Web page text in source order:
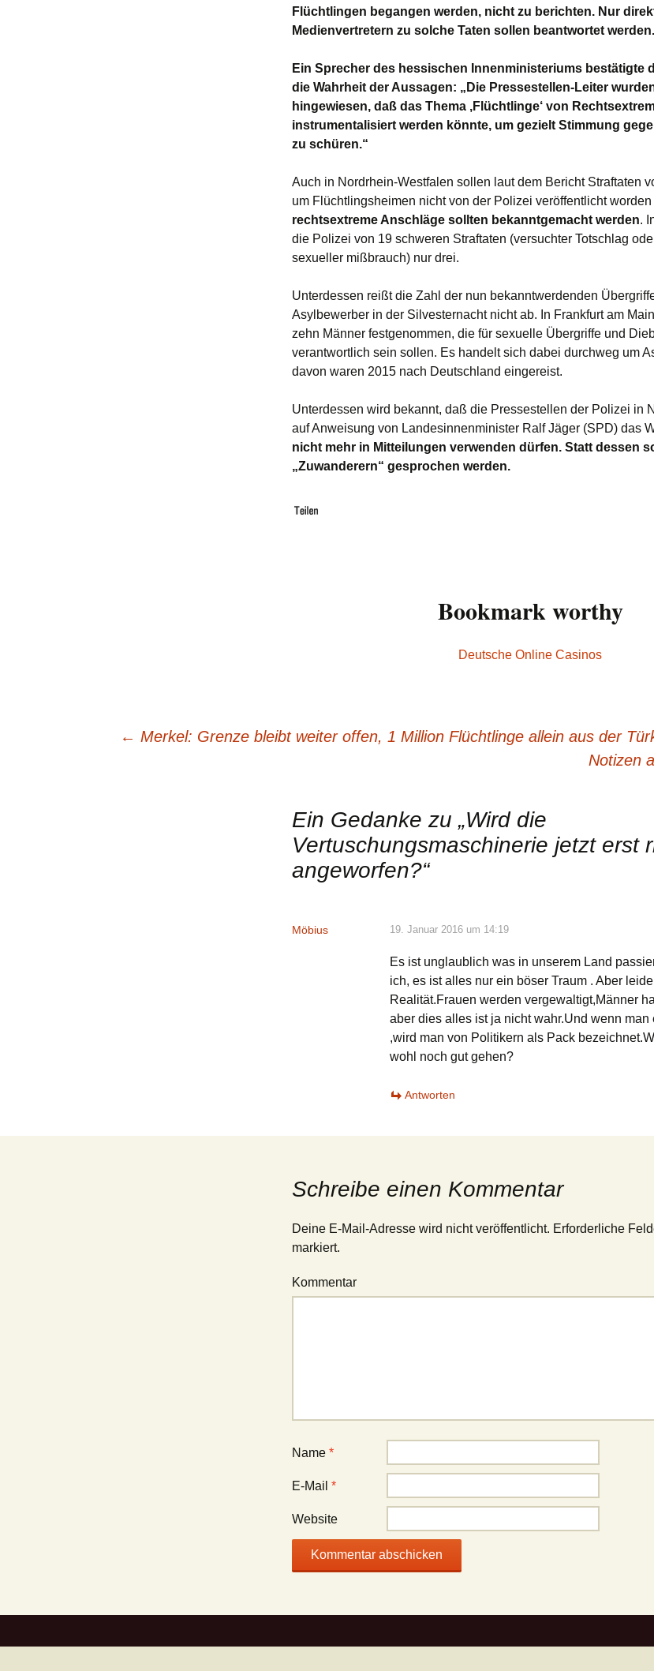
Flüchtlingen begangen werden, nicht zu berichten. Nur
Medienvertretern zu solche Taten sollen beantwortet
Ein Sprecher des hessischen Innenministeriums bestätigte
die Wahrheit der Aussagen: „Die Pressestellen-Leiter
hingewiesen, daß das Thema ‚Flüchtlinge‘ von
instrumentalisiert werden könnte, um gezielt Stimmung
zu schüren.“
Auch in Nordrhein-Westfalen sollen laut dem Bericht Straftaten
um Flüchtlingsheimen nicht von der Polizei veröffentlicht worden
rechtsextreme Anschläge sollten bekanntgemacht werden.
die Polizei von 19 schweren Straftaten (versuchter Totschlag
sexueller mißbrauch) nur drei.
Unterdessen reißt die Zahl der nun bekanntwerdenden
Asylbewerber in der Silvesternacht nicht ab. In Frankfurt am
zehn Männer festgenommen, die für sexuelle Übergriffe und
verantwortlich sein sollen. Es handelt sich dabei durchweg um
davon waren 2015 nach Deutschland eingereist.
Unterdessen wird bekannt, daß die Pressestellen der Polizei in
auf Anweisung von Landesinnenminister Ralf Jäger (SPD) das
nicht mehr in Mitteilungen verwenden dürfen. Statt dessen
„Zuwanderern“ gesprochen werden.
Bookmark worthy
Deutsche Online Casinos
← Merkel: Grenze bleibt weiter offen, 1 Million Flüchtlinge allein aus der
Notizen
Ein Gedanke zu „Wird die
Vertuschungsmaschinerie jetzt erst
angeworfen?“
Möbius 19. Januar 2016 um 14:19
Es ist unglaublich was in unserem Land
ich, es ist alles nur ein böser Traum . Aber
Realität.Frauen werden vergewaltigt,Männer
aber dies alles ist ja nicht wahr.Und wenn man
,wird man von Politikern als Pack
wohl noch gut gehen?
Antworten
Schreibe einen Kommentar
Deine E-Mail-Adresse wird nicht veröffentlicht. Erforderliche
markiert.
Kommentar
Name *
E-Mail *
Website